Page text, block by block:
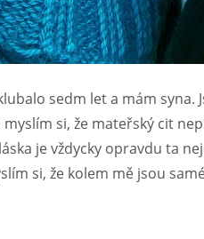
sedm let a mám
si, že mateřský cit
je vždycky opravdu ta
si, že kolem mě jsou